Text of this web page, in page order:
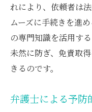
れにより、依頼者は
ムーズに手続きを進
の専門知識を活用す
未然に防ぎ、免責取
きるのです。
弁護士による予防